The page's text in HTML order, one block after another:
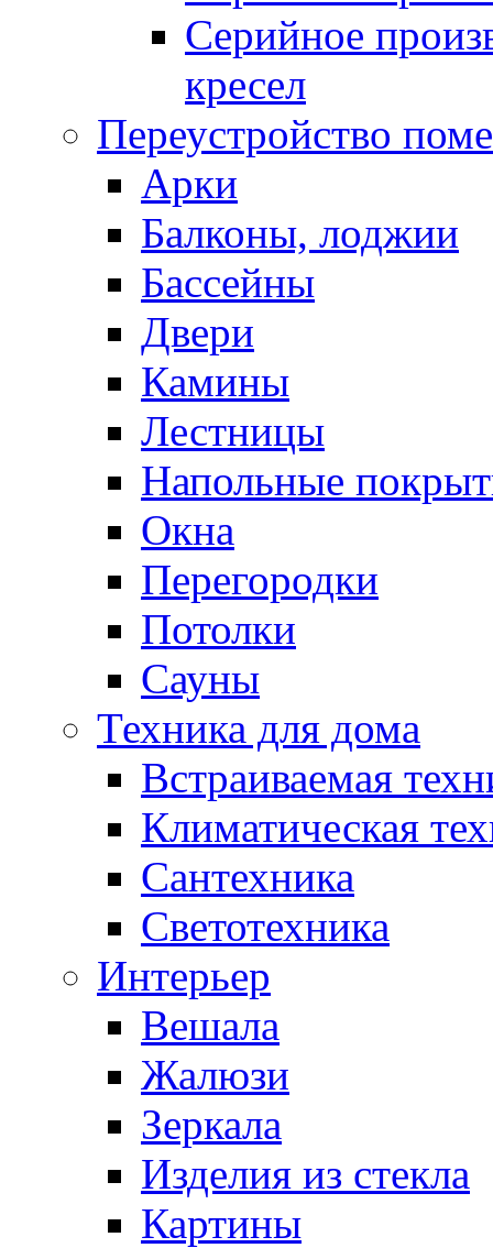
Серийное
кресел
Переустройство
Арки
Балконы, лоджии
Бассейны
Двери
Камины
Лестницы
Напольные
Окна
Перегородки
Потолки
Сауны
Техника для дома
Встраиваемая
Климатическая
Сантехника
Светотехника
Интерьер
Вешала
Жалюзи
Зеркала
Изделия из стекла
Картины